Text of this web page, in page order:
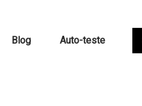
Blog Auto-teste